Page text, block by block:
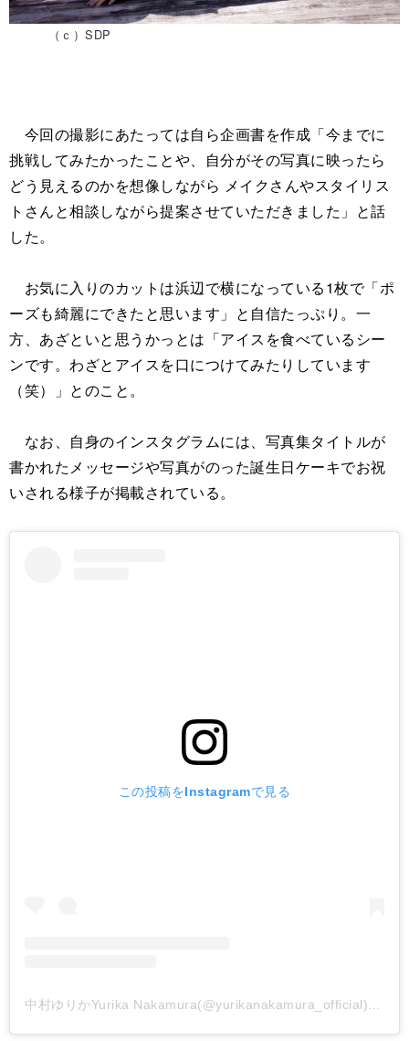
（ｃ）SDP
今回の撮影にあたっては自ら企画書を作成「今までに
挑戦してみたかったことや、自分がその写真に映ったら
どう見えるのかを想像しながら メイクさんやスタイリス
トさんと相談しながら提案させていただきました」と話
した。
お気に入りのカットは浜辺で横になっている1枚で「ポ
ーズも綺麗にできたと思います」と自信たっぷり。一
方、あざといと思うかっとは「アイスを食べているシー
ンです。わざとアイスを口につけてみたりしています
（笑）」とのこと。
なお、自身のインスタグラムには、写真集タイトルが
書かれたメッセージや写真がのった誕生日ケーキでお祝
いされる様子が掲載されている。
この投稿をInstagramで見る
中村ゆりかYurika Nakamura(@yurikanakamura_official)がシェアした投稿